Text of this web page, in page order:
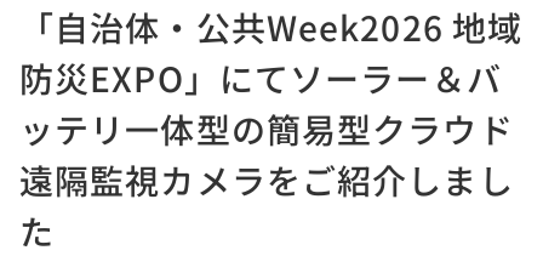
「自治体・公共Week2026 地域
防災EXPO」にてソーラー＆バ
ッテリ一体型の簡易型クラウド
遠隔監視カメラをご紹介しまし
た